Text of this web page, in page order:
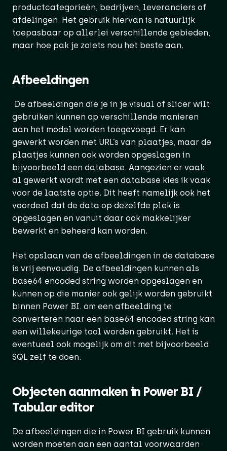
productcategorieën, bedrijven, leveranciers of
afdelingen. Het gebruik hiervan is natuurlijk
toepasbaar op allerlei verschillende gebieden,
maar hoe pak je zoiets nou het beste aan.
Afbeeldingen
De afbeeldingen die je in je visual of slicer wilt
gebruiken kunnen op verschillende manieren
aan het model worden toegevoegd. Er kan
gewerkt worden met URL’s van plaatjes, maar de
plaatjes kunnen ook worden opgeslagen in
bijvoorbeeld een database. Aangezien er vaak
al gewerkt wordt met een database kies ik vaak
voor de laatste optie. Dit heeft namelijk ook het
voordeel dat de data op dezelfde plek is
opgeslagen en vanuit daar ook makkelijker
bewerkt en beheerd kan worden.
Het opslaan van de afbeeldingen in de database
is vrij eenvoudig. De afbeeldingen kunnen als
base64 encoded string worden opgeslagen en
kunnen op die manier ook gelijk worden gebruikt
binnen Power BI. om een afbeelding te
converteren naar een base64 encoded string kan
een willekeurige tool worden gebruikt. Het is
eventueel ook mogelijk om dit met bijvoorbeeld
SQL zelf te doen.
Objecten aanmaken in Power BI /
Tabular editor
De afbeeldingen die in Power BI gebruik kunnen
worden moeten aan een aantal voorwaarden